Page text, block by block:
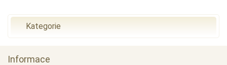
Kategorie
Informace